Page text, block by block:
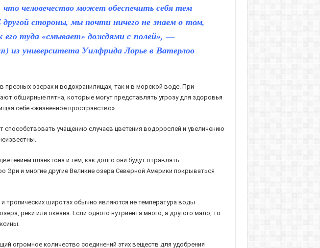
человечество может обеспечить себя тем
стороны, мы почти ничего не знаем о том,
его туда «смывает» дождями с полей», —
из университета Уилфрида Лорье в Ватерлоо
озерах и водохранилищах, так и в морской воде. При
обширные пятна, которые могут представлять угрозу для здоровья
себе «жизненное пространство».
способствовать учащению случаев цветения водорослей и увеличению
планктона и тем, как долго они будут отравлять
и многие другие Великие озера Северной Америки покрываться
тропических широтах обычно являются не температура воды
реки или океана. Если одного нутриента много, а другого мало, то
огромное количество соединений этих веществ для удобрения